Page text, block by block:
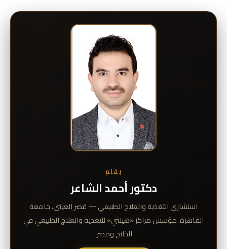
بقلم
دكتور أحمد الشاعر
استشاري التغذية والعلاج الطبيعي — قصر العيني، جامعة
القاهرة. مؤسس مراكز «هيلثي» للتغذية والعلاج الطبيعي في
الخليج ومصر.